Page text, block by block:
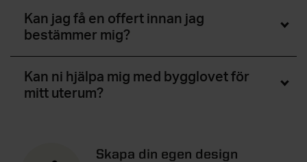
Kan jag få en offert innan jag
bestämmer mig?
Kan ni hjälpa mig med bygglovet för
mitt uterum?
Skapa din egen design